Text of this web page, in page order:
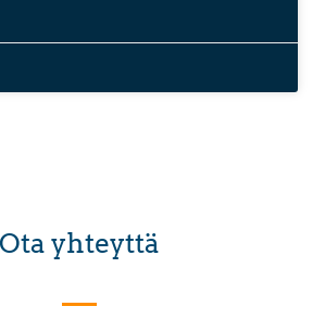
Ota yhteyttä